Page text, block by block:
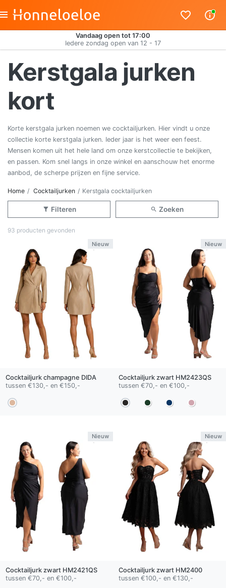
Vandaag open tot 17:00
Iedere zondag open van 12 - 17
Kerstgala jurken
kort
Korte kerstgala jurken noemen we cocktailjurken. Hier vindt u onze
collectie korte kerstgala jurken. Ieder jaar is het weer een feest.
Mensen komen uit het hele land om onze kerstcollectie te bekijken,
en passen. Kom snel langs in onze winkel en aanschouw het enorme
aanbod, de scherpe prijzen en fijne service.
Home Cocktailjurken Kerstgala cocktailjurken
Filteren Zoeken
93 producten gevonden
Nieuw
Cocktailjurk champagne DIDA
tussen €130,- en €150,-
Nieuw
Cocktailjurk zwartHM2423QS
tussen €70,- en €100,-
Nieuw
Cocktailjurk zwartHM2421QS
tussen €70,- en €100,-
Nieuw
Cocktailjurk zwartHM2400
tussen €100,- en €130,-